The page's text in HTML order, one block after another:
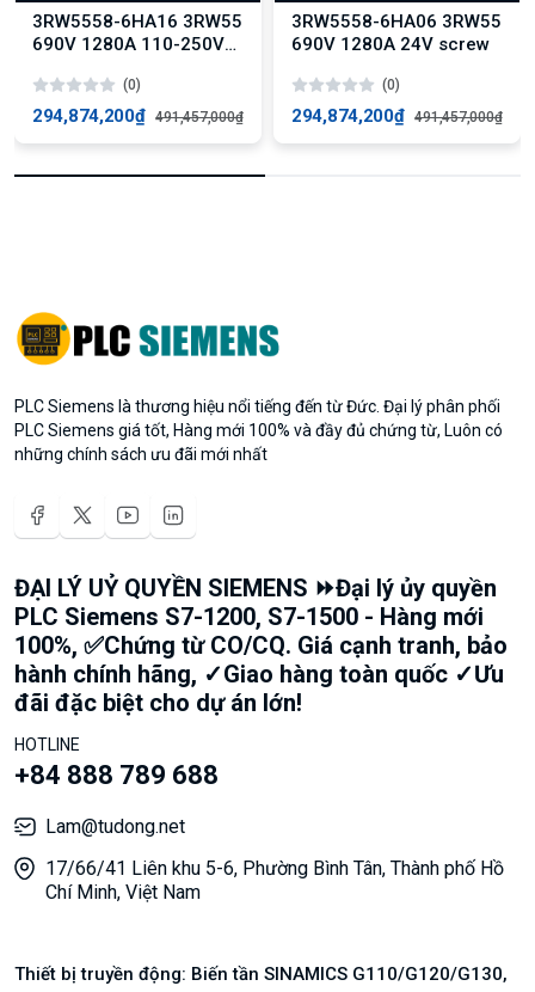
3RW5558-6HA16 3RW55
690V 1280A 110-250V
(0)
294,874,200₫ 491,457,000₫
3RW5558-6HA06 3RW55
690V 1280A 24V screw
(0)
294,874,200₫ 491,457,000₫
PLC Siemens là thương hiệu nổi tiếng đến từ Đức. Đại lý phân phối
PLC Siemens giá tốt, Hàng mới 100% và đầy đủ chứng từ, Luôn có
những chính sách ưu đãi mới nhất
ĐẠI LÝ UỶ QUYỀN SIEMENS ⏩Đại lý ủy quyền
PLC Siemens S7-1200, S7-1500 - Hàng mới
100%, ✅Chứng từ CO/CQ. Giá cạnh tranh, bảo
hành chính hãng, ✓Giao hàng toàn quốc ✓Ưu
đãi đặc biệt cho dự án lớn!
HOTLINE
+84 888 789 688
Lam@tudong.net
17/66/41 Liên khu 5-6, Phường Bình Tân, Thành phố Hồ
Chí Minh, Việt Nam
Thiết bị truyền động: Biến tần SINAMICS G110/G120/G130,